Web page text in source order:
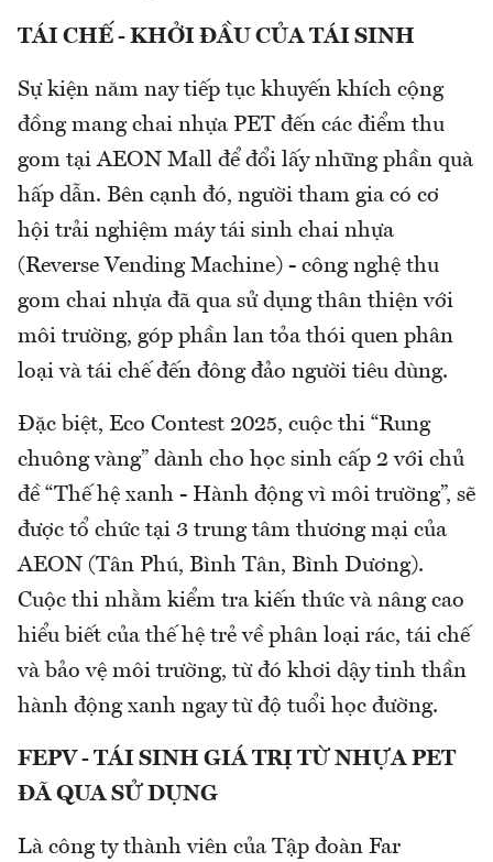
TÁI CHẾ - KHỞI ĐẦU CỦA TÁI SINH
Sự kiện năm nay tiếp tục khuyến khích cộng
đồng mang chai nhựa PET đến các điểm thu
gom tại AEON Mall để đổi lấy những phần quà
hấp dẫn. Bên cạnh đó, người tham gia có cơ
hội trải nghiệm máy tái sinh chai nhựa
(Reverse Vending Machine) - công nghệ thu
gom chai nhựa đã qua sử dụng thân thiện với
môi trường, góp phần lan tỏa thói quen phân
loại và tái chế đến đông đảo người tiêu dùng.
Đặc biệt, Eco Contest 2025, cuộc thi “Rung
chuông vàng” dành cho học sinh cấp 2 với chủ
đề “Thế hệ xanh - Hành động vì môi trường”, sẽ
được tổ chức tại 3 trung tâm thương mại của
AEON (Tân Phú, Bình Tân, Bình Dương).
Cuộc thi nhằm kiểm tra kiến thức và nâng cao
hiểu biết của thế hệ trẻ về phân loại rác, tái chế
và bảo vệ môi trường, từ đó khơi dậy tinh thần
hành động xanh ngay từ độ tuổi học đường.
FEPV - TÁI SINH GIÁ TRỊ TỪ NHỰA PET
ĐÃ QUA SỬ DỤNG
Là công ty thành viên của Tập đoàn Far